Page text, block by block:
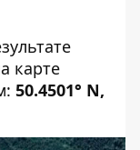
карте
50.4501° N,